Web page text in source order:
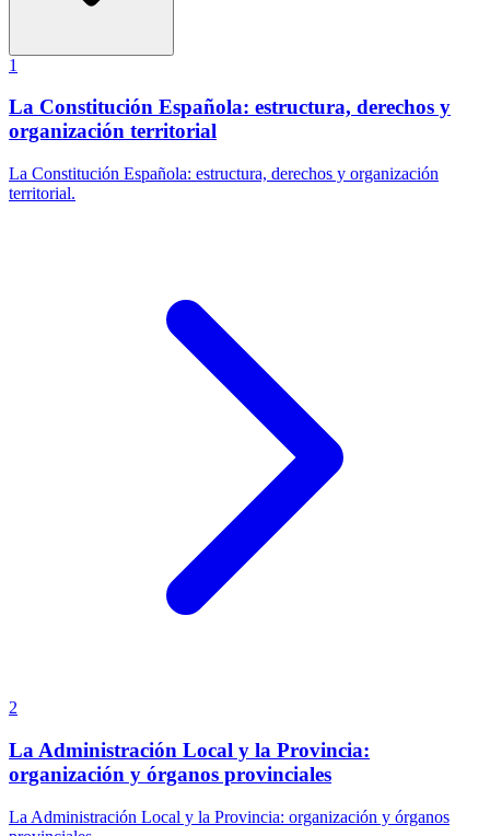
1
La Constitución Española: estructura, derechos y
organización territorial
La Constitución Española: estructura, derechos y organización
territorial.
2
La Administración Local y la Provincia:
organización y órganos provinciales
La Administración Local y la Provincia: organización y órganos